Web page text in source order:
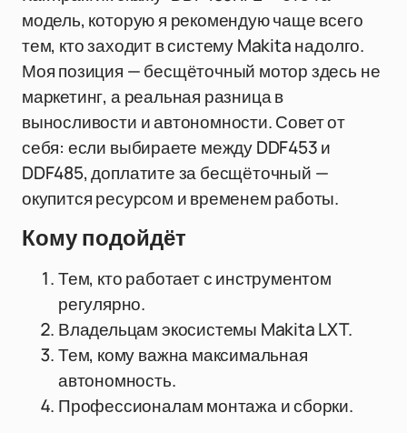
модель, которую я рекомендую чаще всего
тем, кто заходит в систему Makita надолго.
Моя позиция — бесщёточный мотор здесь не
маркетинг, а реальная разница в
выносливости и автономности. Совет от
себя: если выбираете между DDF453 и
DDF485, доплатите за бесщёточный —
окупится ресурсом и временем работы.
Кому подойдёт
Тем, кто работает с инструментом
регулярно.
Владельцам экосистемы Makita LXT.
Тем, кому важна максимальная
автономность.
Профессионалам монтажа и сборки.